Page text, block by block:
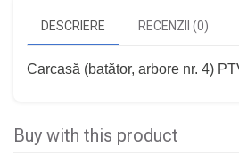
DESCRIERE RECENZII (0)
Carcasă (batător, arbore nr. 4)
Buy with this product